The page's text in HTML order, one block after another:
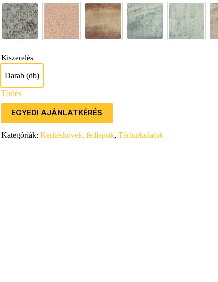
AgyagszürkeBeige Beige-barna satírozottFüstantracit satírozott
Kiszerelés
Darab (db)
Darab (db)
Törlés
EGYEDI AJÁNLATKÉRÉS
Kategóriák: Kerítéskövek, fedlapok, Térburkolatok